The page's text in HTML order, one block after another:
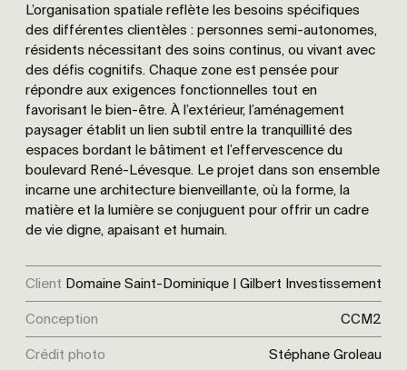
L’organisation spatiale reflète les besoins spécifiques
des différentes clientèles : personnes semi-autonomes,
résidents nécessitant des soins continus, ou vivant avec
des défis cognitifs. Chaque zone est pensée pour
répondre aux exigences fonctionnelles tout en
favorisant le bien-être. À l’extérieur, l’aménagement
paysager établit un lien subtil entre la tranquillité des
espaces bordant le bâtiment et l’effervescence du
boulevard René-Lévesque. Le projet dans son ensemble
incarne une architecture bienveillante, où la forme, la
matière et la lumière se conjuguent pour offrir un cadre
de vie digne, apaisant et humain.
Client Domaine Saint-Dominique | Gilbert Investissement
Conception
CCM2
Crédit photo
Stéphane Groleau